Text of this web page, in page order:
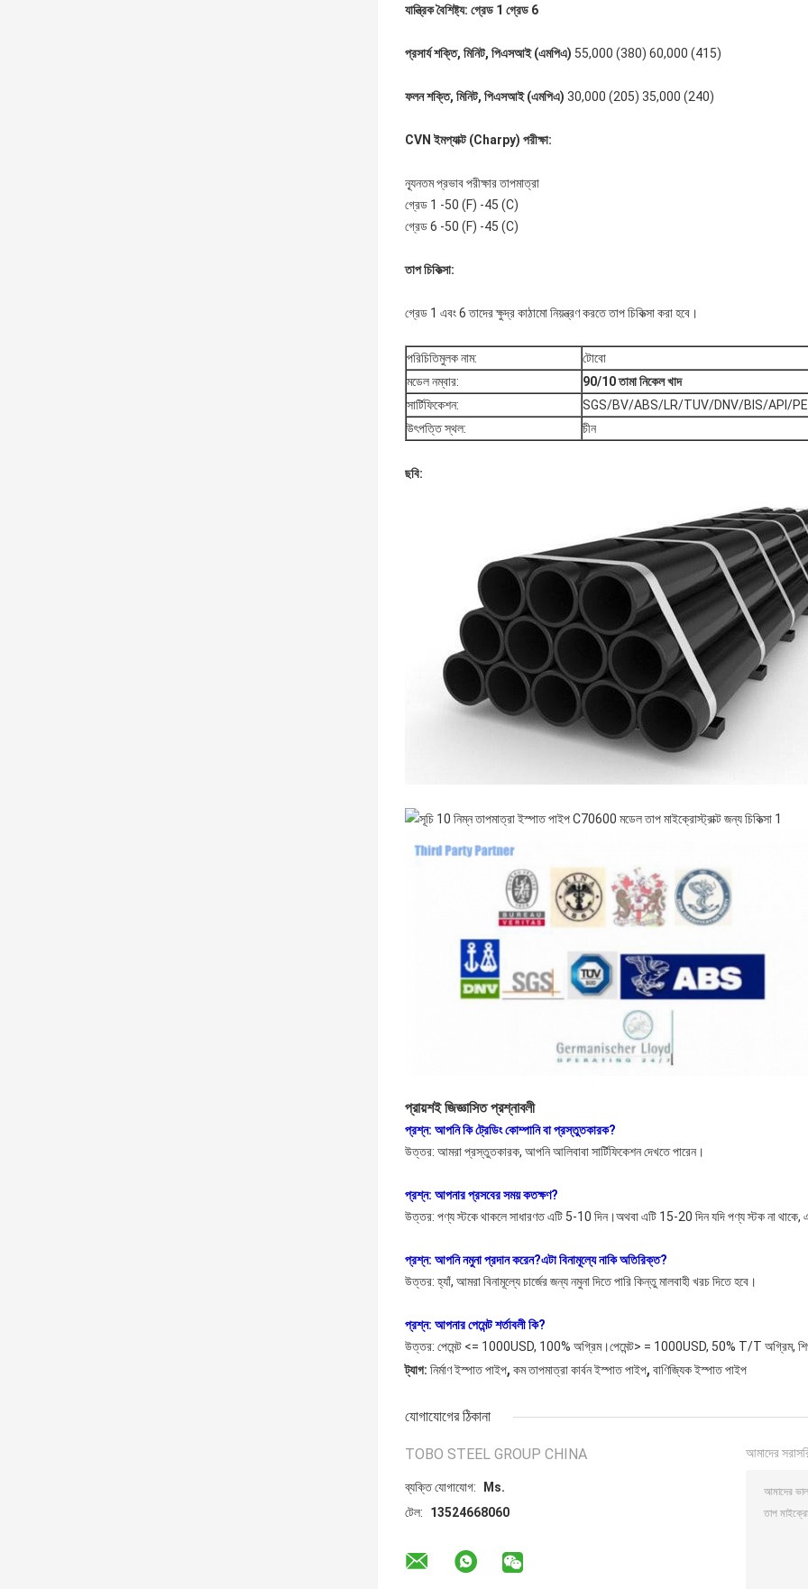
যান্ত্রিক বৈশিষ্ট্য: গ্রেড 1 গ্রেড 6
প্রসার্য শক্তি, মিনিট, পিএসআই (এমপিএ) 55,000 (380) 60,000 (415)
ফলন শক্তি, মিনিট, পিএসআই (এমপিএ) 30,000 (205) 35,000 (240)
CVN ইমপ্যাক্ট (Charpy) পরীক্ষা:
ন্যূনতম প্রভাব পরীক্ষার তাপমাত্রা
গ্রেড 1 -50 (F) -45 (C)
গ্রেড 6 -50 (F) -45 (C)
তাপ চিকিত্সা:
গ্রেড 1 এবং 6 তাদের ক্ষুদ্র কাঠামো নিয়ন্ত্রণ করতে তাপ চিকিত্সা করা হবে।
পরিচিতিমুলক নাম:
টোবো
মডেল নম্বার:
90/10তামা নিকেল খাদ
সার্টিফিকেশন:
SGS/BV/ABS/LR/TUV/DNV/BIS/API/
উৎপত্তি স্থল:
চীন
ছবি:
প্রায়শই জিজ্ঞাসিত প্রশ্নাবলী
প্রশ্ন: আপনি কি ট্রেডিং কোম্পানি বা প্রস্তুতকারক?
উত্তর: আমরা প্রস্তুতকারক, আপনি আলিবাবা সার্টিফিকেশন দেখতে পারেন।
প্রশ্ন: আপনার প্রসবের সময় কতক্ষণ?
উত্তর: পণ্য স্টকে থাকলে সাধারণত এটি 5-10 দিন।অথবা এটি 15-20 দিন যদি পণ্য স্টক না থাকে,
প্রশ্ন: আপনি নমুনা প্রদান করেন?এটা বিনামূল্যে নাকি অতিরিক্ত?
উত্তর: হ্যাঁ, আমরা বিনামূল্যে চার্জের জন্য নমুনা দিতে পারি কিন্তু মালবাহী খরচ দিতে হবে।
প্রশ্ন: আপনার পেমেন্ট শর্তাবলী কি?
উত্তর: পেমেন্ট <= 1000USD, 100% অগ্রিম।পেমেন্ট> = 1000USD, 50% T/T অগ্রিম,
ট্যাগ: নির্মাণ ইস্পাত পাইপ, কম তাপমাত্রা কার্বন ইস্পাত পাইপ, বাণিজ্যিক ইস্পাত পাইপ
যোগাযোগের ঠিকানা
TOBO STEEL GROUP CHINA
ব্যক্তি যোগাযোগ:
Ms.
টেল:
13524668060
আমাদের